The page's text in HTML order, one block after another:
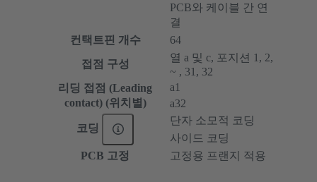
PCB와 케이블 간 연
결
컨택트핀 개수
64
접점 구성
열 a 및 c, 포지션 1, 2,
~ , 31, 32
리딩 접점 (Leading
contact) (위치별)
a1
a32
코딩
단자 소모적 코딩
사이드 코딩
PCB 고정
고정용 프랜지 적용